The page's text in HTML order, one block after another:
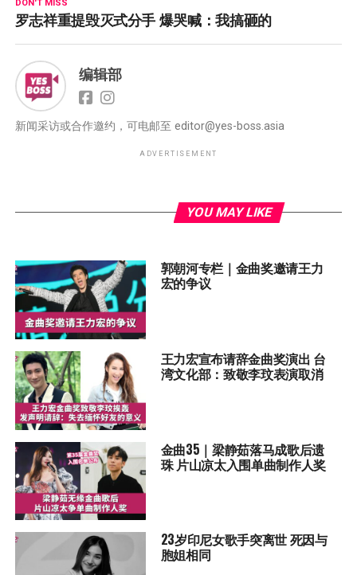
DON'T MISS
罗志祥重提毁灭式分手 爆哭喊：我搞砸的
编辑部
新闻采访或合作邀约，可电邮至 editor@yes-boss.asia
ADVERTISEMENT
YOU MAY LIKE
郭朝河专栏｜金曲奖邀请王力
宏的争议
王力宏宣布请辞金曲奖演出 台
湾文化部：致敬李玟表演取消
金曲35｜梁静茹落马成歌后遗
珠 片山凉太入围单曲制作人奖
23岁印尼女歌手突离世 死因与
胞姐相同